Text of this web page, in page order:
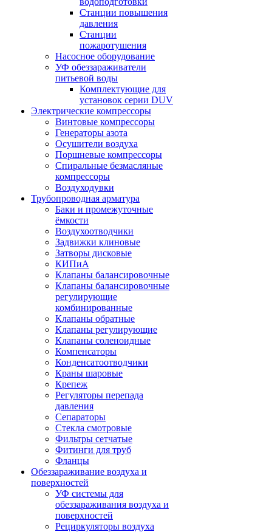
Станции повышения
давления
Станции
пожаротушения
Насосное оборудование
УФ обеззараживатели
питьевой воды
Комплектующие для
установок серии DUV
Электрические компрессоры
Винтовые компрессоры
Генераторы азота
Осушители воздуха
Поршневые компрессоры
Спиральные безмасляные
компрессоры
Воздуходувки
Трубопроводная арматура
Баки и промежуточные
ёмкости
Воздухоотводчики
Задвижки клиновые
Затворы дисковые
КИПиА
Клапаны балансировочные
Клапаны балансировочные
регулирующие
комбинированные
Клапаны обратные
Клапаны регулирующие
Клапаны соленоидные
Компенсаторы
Конденсатоотводчики
Краны шаровые
Крепеж
Регуляторы перепада
давления
Сепараторы
Стекла смотровые
Фильтры сетчатые
Фитинги для труб
Фланцы
Обеззараживание воздуха и
поверхностей
УФ системы для
обеззараживания воздуха и
поверхностей
Рециркуляторы воздуха